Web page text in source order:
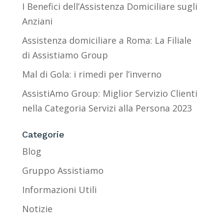
I Benefici dell’Assistenza Domiciliare sugli
Anziani
Assistenza domiciliare a Roma: La Filiale
di Assistiamo Group
Mal di Gola: i rimedi per l’inverno
AssistiAmo Group: Miglior Servizio Clienti
nella Categoria Servizi alla Persona 2023
Categorie
Blog
Gruppo Assistiamo
Informazioni Utili
Notizie